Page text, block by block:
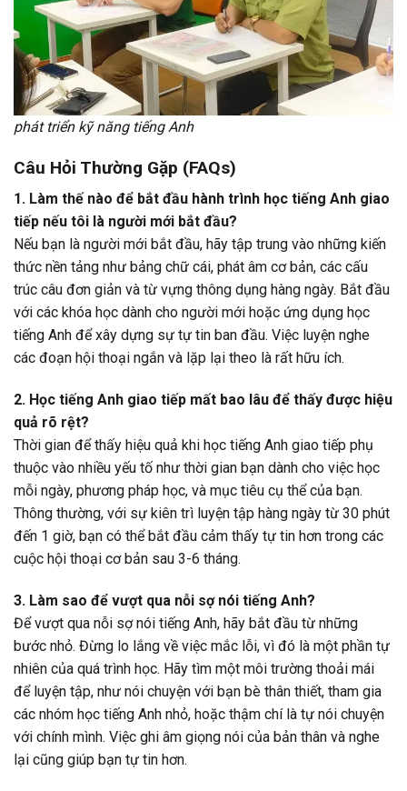
phát triển kỹ năng tiếng Anh
Câu Hỏi Thường Gặp (FAQs)
1. Làm thế nào để bắt đầu hành trình học tiếng Anh giao
tiếp nếu tôi là người mới bắt đầu?
Nếu bạn là người mới bắt đầu, hãy tập trung vào những kiến
thức nền tảng như bảng chữ cái, phát âm cơ bản, các cấu
trúc câu đơn giản và từ vựng thông dụng hàng ngày. Bắt đầu
với các khóa học dành cho người mới hoặc ứng dụng học
tiếng Anh để xây dựng sự tự tin ban đầu. Việc luyện nghe
các đoạn hội thoại ngắn và lặp lại theo là rất hữu ích.
2. Học tiếng Anh giao tiếp mất bao lâu để thấy được hiệu
quả rõ rệt?
Thời gian để thấy hiệu quả khi học tiếng Anh giao tiếp phụ
thuộc vào nhiều yếu tố như thời gian bạn dành cho việc học
mỗi ngày, phương pháp học, và mục tiêu cụ thể của bạn.
Thông thường, với sự kiên trì luyện tập hàng ngày từ 30 phút
đến 1 giờ, bạn có thể bắt đầu cảm thấy tự tin hơn trong các
cuộc hội thoại cơ bản sau 3-6 tháng.
3. Làm sao để vượt qua nỗi sợ nói tiếng Anh?
Để vượt qua nỗi sợ nói tiếng Anh, hãy bắt đầu từ những
bước nhỏ. Đừng lo lắng về việc mắc lỗi, vì đó là một phần tự
nhiên của quá trình học. Hãy tìm một môi trường thoải mái
để luyện tập, như nói chuyện với bạn bè thân thiết, tham gia
các nhóm học tiếng Anh nhỏ, hoặc thậm chí là tự nói chuyện
với chính mình. Việc ghi âm giọng nói của bản thân và nghe
lại cũng giúp bạn tự tin hơn.